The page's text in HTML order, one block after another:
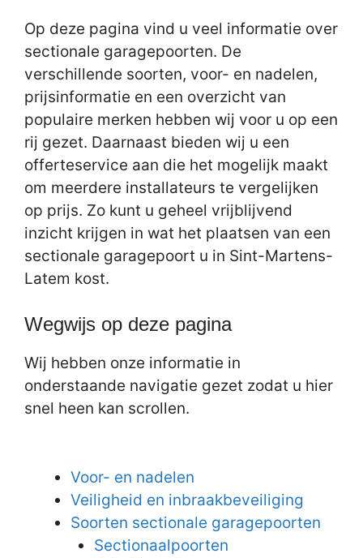
Op deze pagina vind u veel informatie over
sectionale garagepoorten. De
verschillende soorten, voor- en nadelen,
prijsinformatie en een overzicht van
populaire merken hebben wij voor u op een
rij gezet. Daarnaast bieden wij u een
offerteservice aan die het mogelijk maakt
om meerdere installateurs te vergelijken
op prijs. Zo kunt u geheel vrijblijvend
inzicht krijgen in wat het plaatsen van een
sectionale garagepoort u in Sint-Martens-
Latem kost.
Wegwijs op deze pagina
Wij hebben onze informatie in
onderstaande navigatie gezet zodat u hier
snel heen kan scrollen.
Voor- en nadelen
Veiligheid en inbraakbeveiliging
Soorten sectionale garagepoorten
Sectionaalpoorten